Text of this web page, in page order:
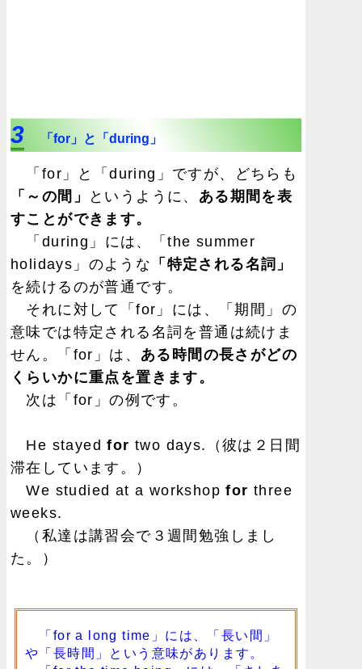
3 「for」と「during」
「for」と「during」ですが、どちらも
「～の間」
というように、 ある期間を表
すことができます。
「during」には、「the summer
holidays」のような 「特定される名詞」
を続けるのが普通です。
それに対して「for」には、「期間」の
意味では特定される名詞を普通は続けま
せん。「for」は、 ある時間の長さがどの
くらいかに重点を置きます。
次は「for」の例です。
He stayedfor two days.（彼は２日間
滞在しています。）
We studied at a workshopfor three
weeks.
（私達は講習会で３週間勉強しまし
た。）
「for a long time」には、「長い間」
や「長時間」という意味があります。